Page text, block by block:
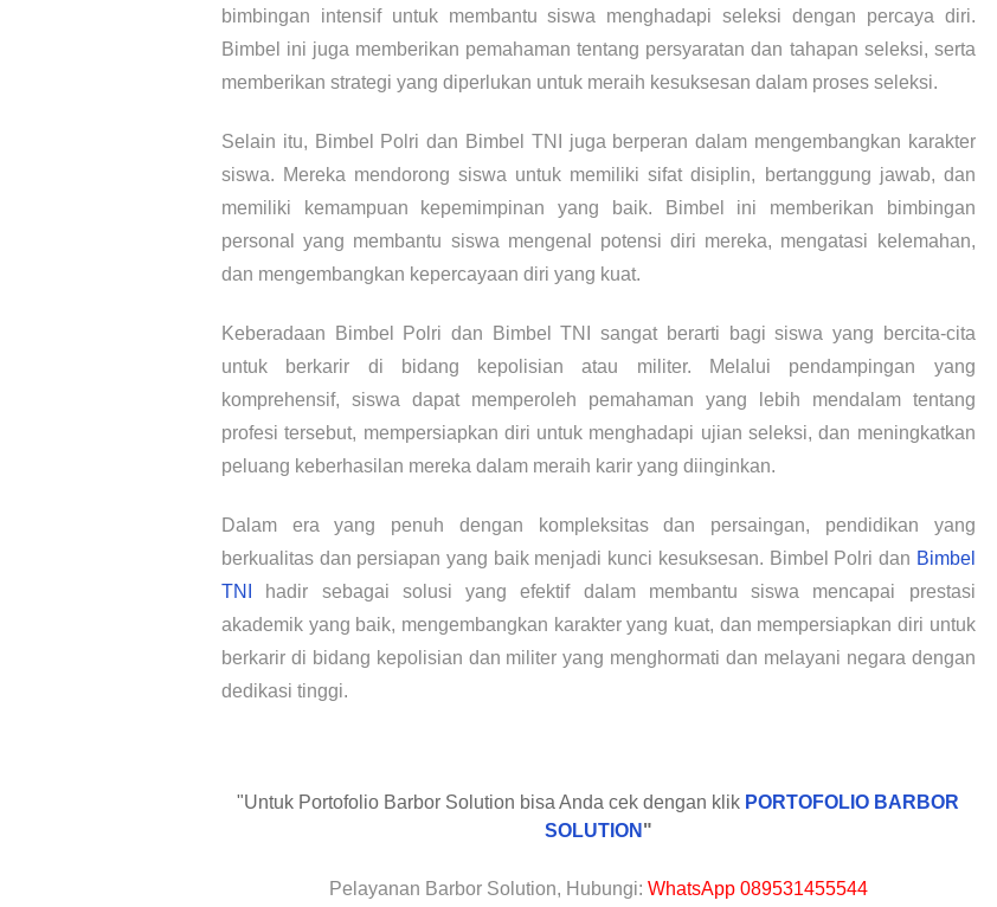
bimbingan intensif untuk membantu siswa menghadapi seleksi dengan percaya diri.
Bimbel ini juga memberikan pemahaman tentang persyaratan dan tahapan seleksi, serta
memberikan strategi yang diperlukan untuk meraih kesuksesan dalam proses seleksi.
Selain itu, Bimbel Polri dan Bimbel TNI juga berperan dalam mengembangkan karakter
siswa. Mereka mendorong siswa untuk memiliki sifat disiplin, bertanggung jawab, dan
memiliki kemampuan kepemimpinan yang baik. Bimbel ini memberikan bimbingan
personal yang membantu siswa mengenal potensi diri mereka, mengatasi kelemahan,
dan mengembangkan kepercayaan diri yang kuat.
Keberadaan Bimbel Polri dan Bimbel TNI sangat berarti bagi siswa yang bercita-cita
untuk berkarir di bidang kepolisian atau militer. Melalui pendampingan yang
komprehensif, siswa dapat memperoleh pemahaman yang lebih mendalam tentang
profesi tersebut, mempersiapkan diri untuk menghadapi ujian seleksi, dan meningkatkan
peluang keberhasilan mereka dalam meraih karir yang diinginkan.
Dalam era yang penuh dengan kompleksitas dan persaingan, pendidikan yang
berkualitas dan persiapan yang baik menjadi kunci kesuksesan. Bimbel Polri dan Bimbel
TNI
hadir sebagai solusi yang efektif dalam membantu siswa mencapai prestasi
akademik yang baik, mengembangkan karakter yang kuat, dan mempersiapkan diri untuk
berkarir di bidang kepolisian dan militer yang menghormati dan melayani negara dengan
dedikasi tinggi.
"Untuk Portofolio Barbor Solution bisa Anda cek dengan klik PORTOFOLIO BARBOR
SOLUTION "
Pelayanan Barbor Solution, Hubungi: WhatsApp 089531455544